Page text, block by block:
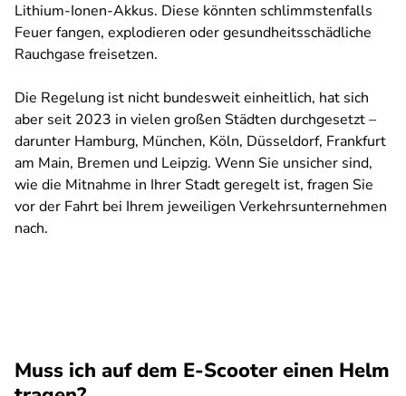
Lithium-Ionen-Akkus. Diese könnten schlimmstenfalls
Feuer fangen, explodieren oder gesundheitsschädliche
Rauchgase freisetzen.
Die Regelung ist nicht bundesweit einheitlich, hat sich
aber seit 2023 in vielen großen Städten durchgesetzt –
darunter Hamburg, München, Köln, Düsseldorf, Frankfurt
am Main, Bremen und Leipzig. Wenn Sie unsicher sind,
wie die Mitnahme in Ihrer Stadt geregelt ist, fragen Sie
vor der Fahrt bei Ihrem jeweiligen Verkehrsunternehmen
nach.
Muss ich auf dem E-Scooter einen Helm